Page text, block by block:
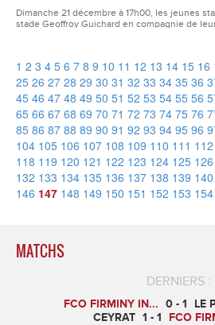
Dimanche 21 décembre à 17h00, les jeunes
stade Geoffroy Guichard en compagnie de
1 2 3 4 5 6 7 8 9 10 11 12 13 14 15 16
25 26 27 28 29 30 31 32 33 34 35 36
45 46 47 48 49 50 51 52 53 54 55 56
65 66 67 68 69 70 71 72 73 74 75 76
85 86 87 88 89 90 91 92 93 94 95 96
104 105 106 107 108 109 110 111 112
118 119 120 121 122 123 124 125 126
132 133 134 135 136 137 138 139 140
146 147 148 149 150 151 152 153 154
MATCHS
DERNIERS :
FCO FIRMINY IN... 0 - 1
LE
CEYRAT 1 - 1 FCO